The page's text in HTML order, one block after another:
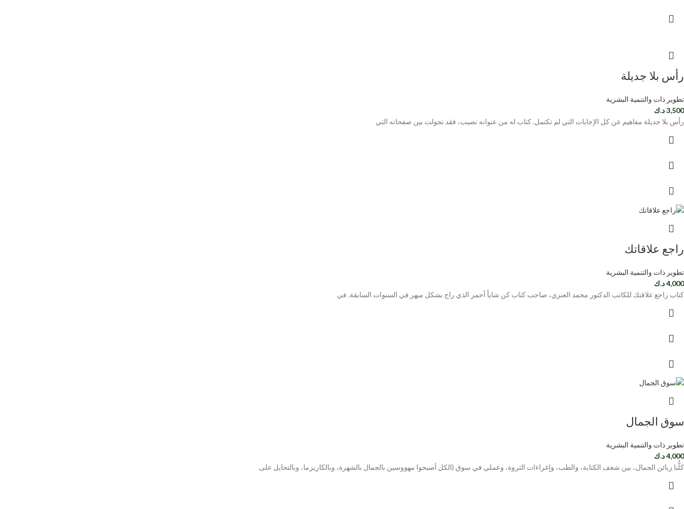
رأس بلا جديلة
تطوير ذات والتنمية البشرية
3,500د.ك
رأس بلا جديلة مفاهيم عن كل الإجابات التي لم تكتمل. كتاب له من عنوانه نصيب، فقد تجولت بين صفحاته التي
راجع علاقاتك
تطوير ذات والتنمية البشرية
4,000د.ك
كتاب راجع علاقتك للكاتب الدكتور محمد العنزي، صاحب كتاب كن شاياً أحمر الذي راج بشكل مبهر في السنوات السابقة. في
سوق الجمال
تطوير ذات والتنمية البشرية
4,000د.ك
كلُّنا زبائن الجمال.. بين شغف الكتابة، والطب، وإغراءات الثروة، وعملي في سوق (الكل أصبحوا مهووسين بالجمال بالشهرة، وبالكاريزما، وبالتحايل على